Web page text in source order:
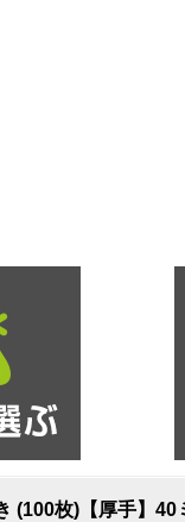
(100枚)【厚手】40